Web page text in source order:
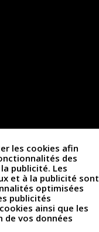
34 51 88
les cookies afin
des
publicité. Les
et à la publicité sont
optimisées
publicités
ainsi que les
vos données